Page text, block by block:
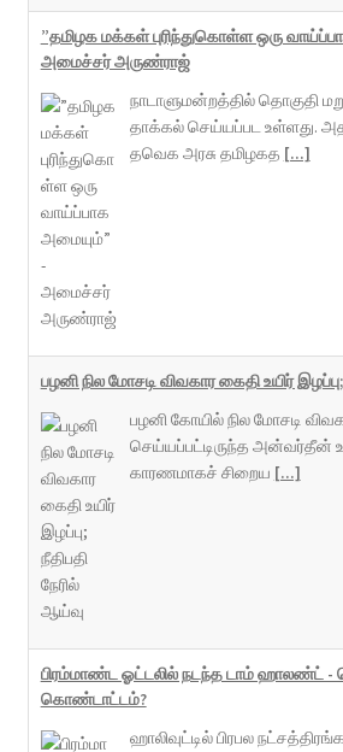
”தமிழக மக்கள் புரிந்துகொள்ள ஒரு
அமைச்சர் அருண்ராஜ்
நாடாளுமன்றத்தில் தொகுதி
தாக்கல் செய்யப்பட உள்ளது.
தவெக அரசு தமிழகத [...]
பழனி நில மோசடி விவகார கைதி உயிர்
பழனி கோயில் நில மோசடி
செய்யப்பட்டிருந்த அன்வர்தீன்
காரணமாகச் சிறைய [...]
பிரம்மாண்ட ஓட்டலில் நடந்த டாம் ஹாலண்ட்
கொண்டாட்டம்?
ஹாலிவுட்டில் பிரபல